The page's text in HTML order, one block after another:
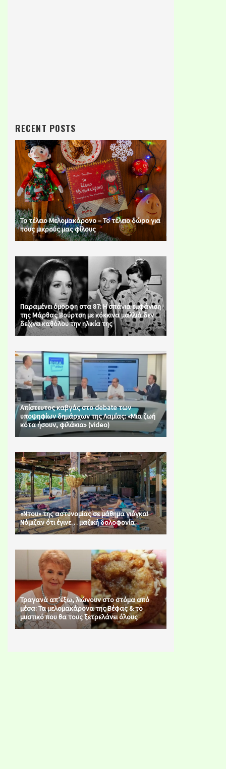
RECENT POSTS
Το τέλειο Μελομακάρονο – Το τέλειο δώρο για
τους μικρούς μας φίλους
Παραμένει όμορφη στα 87: Η σπάνια εμφάνιση
της Μάρθας Βούρτση με κόκκινα μαλλιά δεν
δείχνει καθόλου την ηλικία της
Απίστευτος καβγάς στο debate των
υποψηφίων δημάρχων της Λαμίας: «Μια ζωή
κότα ήσουν, φιλάκια» (video)
«Ντου» της αστυνομίας σε μάθημα γιόγκα!
Νόμιζαν ότι έγινε… μαζική δολοφονία
Τραγανά απ’έξω, λιώνουν στο στόμα από
μέσα: Τα μελομακάρονα της Βέφας & το
μυστικό που θα τους ξετρελάνει όλους